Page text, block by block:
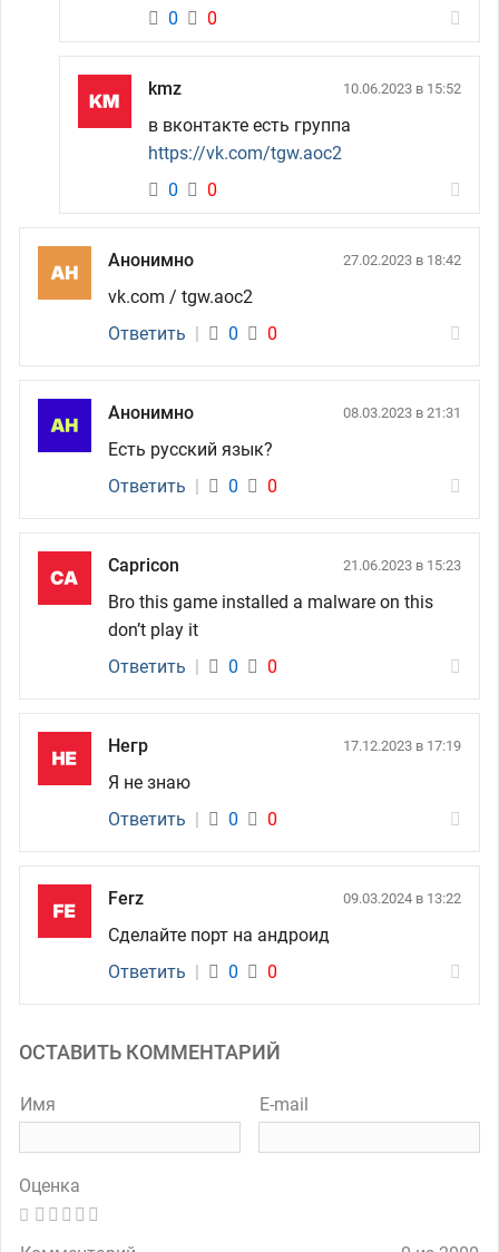
0
0
kmz 10.06.2023 в 15:52
в вконтакте есть группа
https://vk.com/tgw.aoc2
0
0
Анонимно 27.02.2023 в 18:42
vk.com / tgw.aoc2
Ответить | 0 0
Анонимно 08.03.2023 в 21:31
Есть русский язык?
Ответить | 0 0
Capricon 21.06.2023 в 15:23
Bro this game installed a malware on this
don’t play it
Ответить | 0 0
Негр 17.12.2023 в 17:19
Я не знаю
Ответить | 0 0
Ferz 09.03.2024 в 13:22
Сделайте порт на андроид
Ответить | 0 0
ОСТАВИТЬ КОММЕНТАРИЙ
Имя E-mail
Оценка